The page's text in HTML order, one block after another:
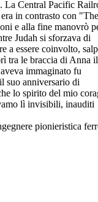
La Central Pacific
in contrasto con
e alla fine manovrò
Judah si sforzava di
a essere coinvolto,
tra le braccia di Anna
immaginato fu
suo anniversario di
lo spirito del mio
lì invisibili, inauditi
pionieristica